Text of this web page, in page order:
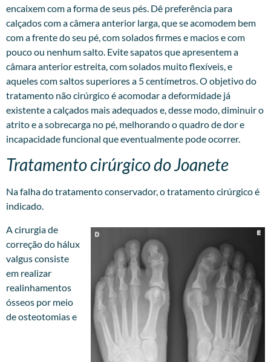
encaixem com a forma de seus pés. Dê preferência para
calçados com a câmera anterior larga, que se acomodem bem
com a frente do seu pé, com solados firmes e macios e com
pouco ou nenhum salto. Evite sapatos que apresentem a
câmara anterior estreita, com solados muito flexíveis, e
aqueles com saltos superiores a 5 centímetros. O objetivo do
tratamento não cirúrgico é acomodar a deformidade já
existente a calçados mais adequados e, desse modo, diminuir o
atrito e a sobrecarga no pé, melhorando o quadro de dor e
incapacidade funcional que eventualmente pode ocorrer.
Tratamento cirúrgico do Joanete
Na falha do tratamento conservador, o tratamento cirúrgico é
indicado.
A cirurgia de
correção do hálux
valgus consiste
em realizar
realinhamentos
ósseos por meio
de osteotomias e